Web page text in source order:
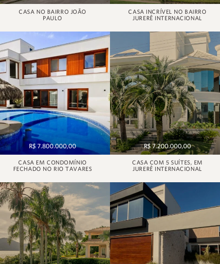
CASA NO BAIRRO JOÃO
PAULO
CASA INCRÍVEL NO BAIRRO
JURERÊ INTERNACIONAL
R$ 7.800.000,00
CASA EM CONDOMÍNIO
FECHADO NO RIO TAVARES
R$ 7.200.000,00
CASA COM 5 SUÍTES, EM
JURERÊ INTERNACIONAL